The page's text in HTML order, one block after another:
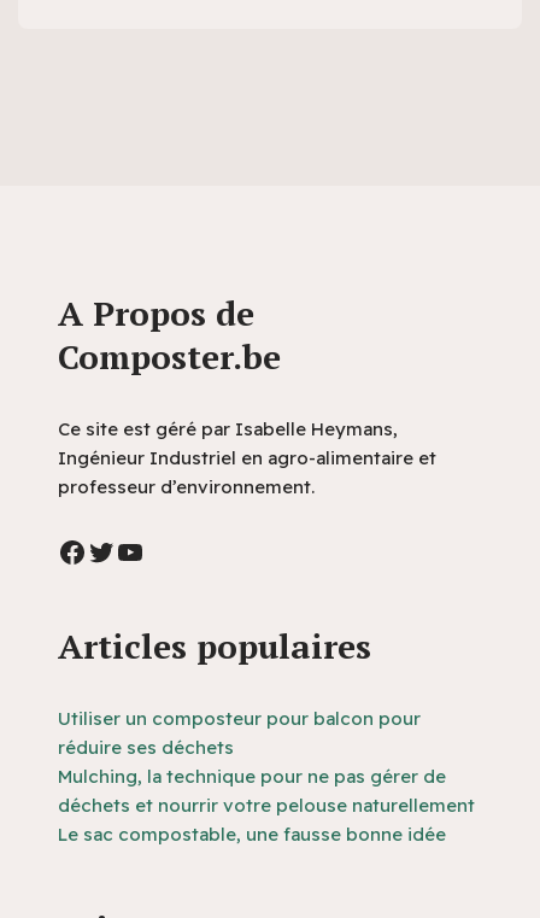
A Propos de
Composter.be
Ce site est géré par Isabelle Heymans,
Ingénieur Industriel en agro-alimentaire et
professeur d’environnement.
Articles populaires
Utiliser un composteur pour balcon pour
réduire ses déchets
Mulching, la technique pour ne pas gérer de
déchets et nourrir votre pelouse naturellement
Le sac compostable, une fausse bonne idée